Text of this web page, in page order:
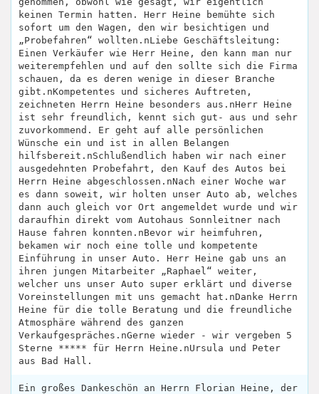
keinen Termin hatten. Herr Heine bemühte sich
sofort um den Wagen, den wir besichtigen und
„Probefahren“ wollten.nLiebe Geschäftsleitung:
Einen Verkäufer wie Herr Heine, den kann man nur
weiterempfehlen und auf den sollte sich die Firma
schauen, da es deren wenige in dieser Branche
gibt.nKompetentes und sicheres Auftreten,
zeichneten Herrn Heine besonders aus.nHerr Heine
ist sehr freundlich, kennt sich gut- aus und sehr
zuvorkommend. Er geht auf alle persönlichen
Wünsche ein und ist in allen Belangen
hilfsbereit.nSchlußendlich haben wir nach einer
ausgedehnten Probefahrt, den Kauf des Autos bei
Herrn Heine abgeschlossen.nNach einer Woche war
es dann soweit, wir holten unser Auto ab, welches
dann auch gleich vor Ort angemeldet wurde und wir
daraufhin direkt vom Autohaus Sonnleitner nach
Hause fahren konnten.nBevor wir heimfuhren,
bekamen wir noch eine tolle und kompetente
Einführung in unser Auto. Herr Heine gab uns an
ihren jungen Mitarbeiter „Raphael“ weiter,
welcher uns unser Auto super erklärt und diverse
Voreinstellungen mit uns gemacht hat.nDanke Herrn
Heine für die tolle Beratung und die freundliche
Atmosphäre während des ganzen
Verkaufgespräches.nGerne wieder - wir vergeben 5
Sterne ***** für Herrn Heine.nUrsula und Peter
aus Bad Hall.
Ein großes Dankeschön an Herrn Florian Heine, der